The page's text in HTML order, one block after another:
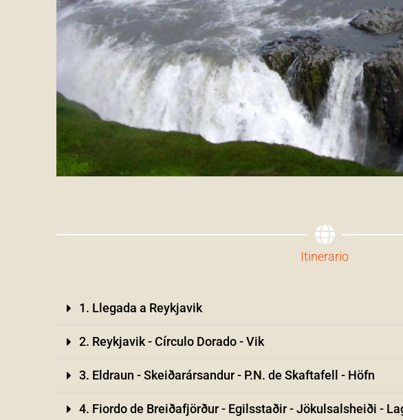
Itinerario
1. Llegada a Reykjavik
2. Reykjavik - Círculo Dorado - Vik
3. Eldraun - Skeiðarársandur - P.N. de Skaftafell - Höfn
4. Fiordo de Breiðafjörður - Egilsstaðir - Jökulsalsheiði -